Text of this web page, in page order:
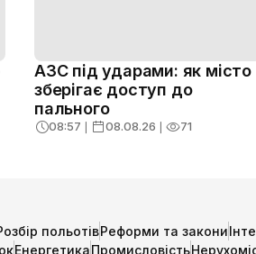
АЗС під ударами: як місто
зберігає доступ до
пального
08:57 ❘ 08.08.26 ❘ 71
польотівРеформи та закони
ЕнергетикаПромисловість